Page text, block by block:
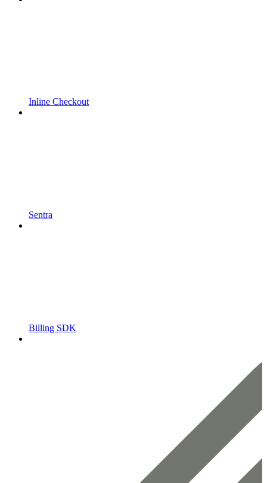
Inline Checkout
Sentra
Billing SDK